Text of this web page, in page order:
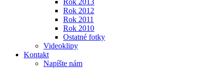
Rok 2013
Rok 2012
Rok 2011
Rok 2010
Ostatné fotky
Videoklipy
Kontakt
Napíšte nám